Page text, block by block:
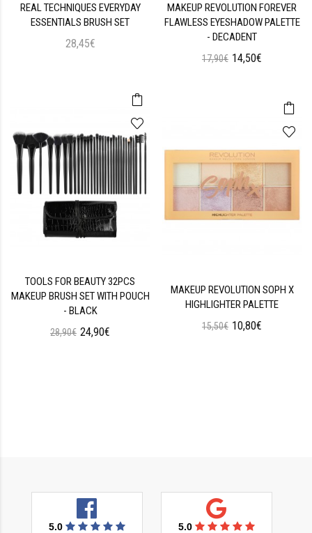
REAL TECHNIQUES EVERYDAY
ESSENTIALS BRUSH SET
28,45€
TOOLS FOR BEAUTY 32PCS
MAKEUP BRUSH SET WITH POUCH
- BLACK
28,90€ 24,90€
MAKEUP REVOLUTION FOREVER
FLAWLESS EYESHADOW PALETTE
- DECADENT
17,90€ 14,50€
MAKEUP REVOLUTION SOPH X
HIGHLIGHTER PALETTE
15,50€ 10,80€
5.0 5.0